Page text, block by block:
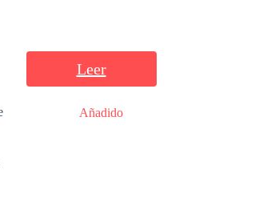
Leer
Añadido